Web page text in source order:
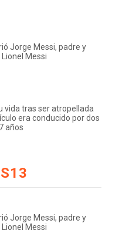
Jorge Messi, padre y
Messi
vida tras ser atropellada
era conducido por dos
años
Jorge Messi, padre y
Messi